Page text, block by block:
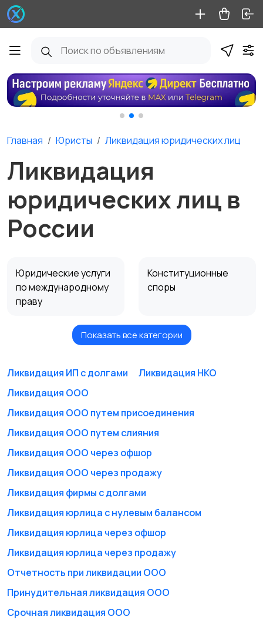
Главная Юристы Ликвидация юридических лиц
Ликвидация
юридических лиц в
России
Юридические услуги
по международному
праву
Конституционные
споры
Таможенные споры
Апостиль и
документов
Другое
Представительство
Юридические
документы
Арбитражные споры
сопровождение
сделок
документов и
договоров
Абонентское
Показать все категории
Ликвидация ИП с долгами
Ликвидация НКО
Ликвидация ООО
Ликвидация ООО путем присоединения
Ликвидация ООО путем слияния
Ликвидация ООО через офшор
Ликвидация ООО через продажу
Ликвидация фирмы с долгами
Ликвидация юрлица с нулевым балансом
Ликвидация юрлица через офшор
Ликвидация юрлица через продажу
Отчетность при ликвидации ООО
Принудительная ликвидация ООО
Срочная ликвидация ООО